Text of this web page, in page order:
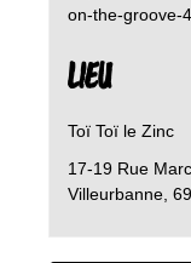
on-the-groove-
LIEU
Toï Toï le Zinc
17-19 Rue
Villeurbanne,